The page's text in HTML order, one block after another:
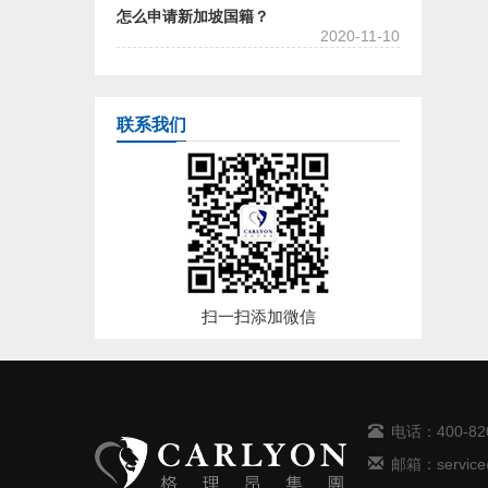
怎么申请新加坡国籍？
2020-11-10
联系我们
扫一扫添加微信
电话： 400-
邮箱：